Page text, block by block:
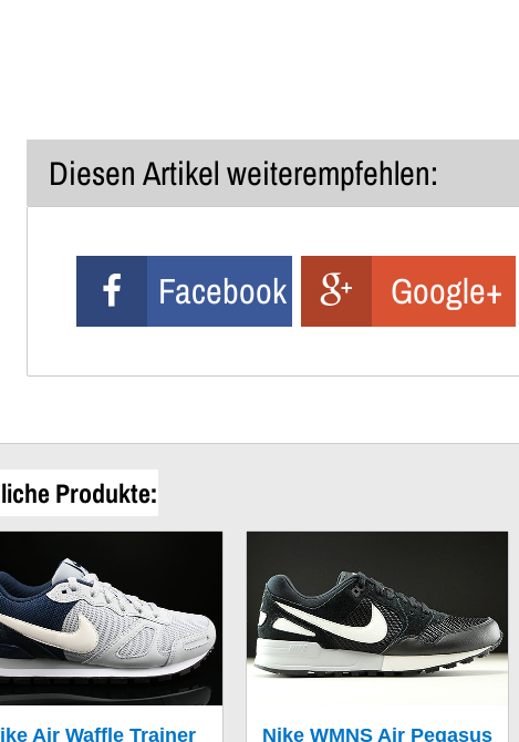
Diesen Artikel weiterempfehlen:
Facebook Google+
Produkte:
Air Waffle Trainer
Nike WMNS Air Pegasus